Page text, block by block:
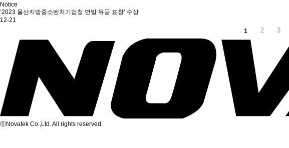
Notice
‘2023 울산지방중소벤처기업청 연말 유공 표창’ 수상
12-21
1
2 3
ⓒNovatek Co.,Ltd. All rights reserved.